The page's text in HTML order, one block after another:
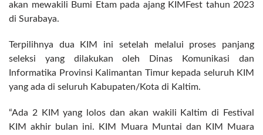
akan mewakili Bumi Etam pada ajang KIMFest tahun 2023
di Surabaya.
Terpilihnya dua KIM ini setelah melalui proses panjang
seleksi yang dilakukan oleh Dinas Komunikasi dan
Informatika Provinsi Kalimantan Timur kepada seluruh KIM
yang ada di seluruh Kabupaten/Kota di Kaltim.
“Ada 2 KIM yang lolos dan akan wakili Kaltim di Festival
KIM akhir bulan ini. KIM Muara Muntai dan KIM Muara